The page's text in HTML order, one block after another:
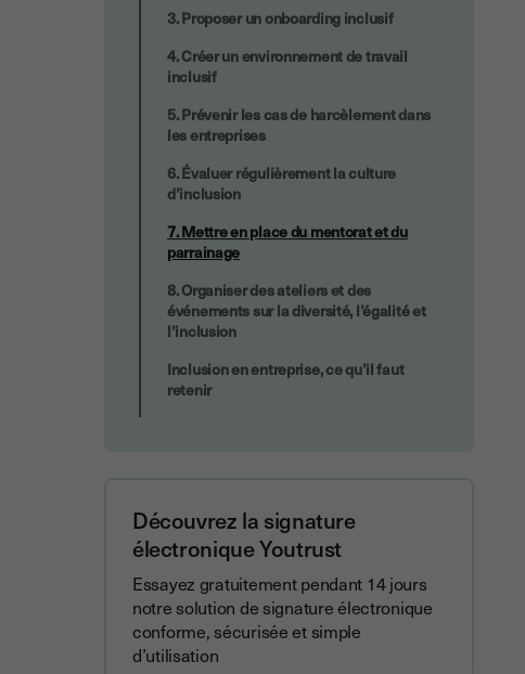
3. Proposer un onboarding inclusif
4. Créer un environnement de travail
inclusif
5. Prévenir les cas de harcèlement dans
les entreprises
6. Évaluer régulièrement la culture
d’inclusion
7. Mettre en place du mentorat et du
parrainage
8. Organiser des ateliers et des
événements sur la diversité, l’égalité et
l’inclusion
Inclusion en entreprise, ce qu’il faut
retenir
Découvrez la signature
électronique Youtrust
Essayez gratuitement pendant 14 jours
notre solution de signature électronique
conforme, sécurisée et simple
d’utilisation